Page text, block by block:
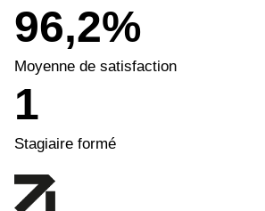
96,2%
Moyenne de satisfaction
1
Stagiaire formé